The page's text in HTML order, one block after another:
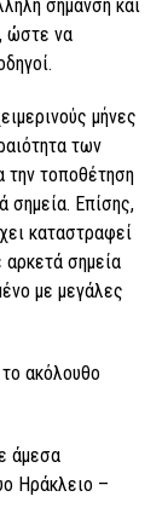
σήμανση και
ώστε να
μήνες
των
την τοποθέτηση
σημεία. Επίσης,
καταστραφεί
σημεία
με μεγάλες
ακόλουθο
άμεσα
Ηράκλειο –